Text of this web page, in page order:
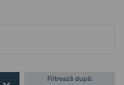
Filtrează după: